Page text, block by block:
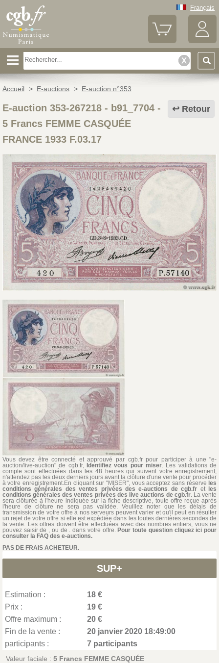
Français
Accueil > E-auctions > E-auction n°353
Retour
E-auction 353-267218 - b91_7704-
5 Francs FEMME CASQUÉE
FRANCE 1933 F.03.17
Vous devez être connecté et approuvé par cgb.fr pour participer à une "e-
auction/live-auction" de cgb.fr, Identifiez vous pour miser . Les validations de
compte sont effectuées dans les 48 heures qui suivent votre enregistrement,
n'attendez pas les deux derniers jours avant la clôture d'une vente pour procéder
à votre enregistrement.En cliquant sur "MISER", vous acceptez sans réserve les
conditions générales des ventes privées des e-auctions de cgb.fr et les
conditions générales des ventes privées des live auctions de cgb.fr. La vente
sera clôturée à l'heure indiquée sur la fiche descriptive, toute offre reçue après
l'heure de clôture ne sera pas validée. Veuillez noter que les délais de
transmission de votre offre à nos serveurs peuvent varier et qu'il peut en résulter
un rejet de votre offre si elle est expédiée dans les toutes dernières secondes de
la vente. Les offres doivent être effectuées avec des nombres entiers, vous ne
pouvez saisir de , ou de . dans votre offre.Pour toute question cliquez ici pour
consulter la FAQ des e-auctions.
PAS DE FRAIS ACHETEUR.
SUP+
Estimation :
18 €
Prix :
19 €
Offre maximum :
20 €
Fin de la vente :
20 janvier 2020 18:49:00
participants :
7 participants
Valeur faciale : 5 Francs FEMME CASQUÉE